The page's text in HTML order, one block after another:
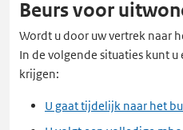
Beurs voor
Wordt u door uw vertrek naar
In de volgende situaties kunt
krijgen:
U gaat tijdelijk naar het